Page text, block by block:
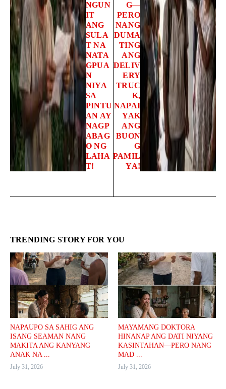
NGUN
IT
ANG
SULA
T NA
NATA
GPUA
N
NIYA
SA
PINTU
AN AY
NAGP
ABAG
O NG
LAHA
T!
G—
PERO
NANG
DUMA
TING
ANG
DELIV
ERY
TRUC
K,
NAPAI
YAK
ANG
BUON
G
PAMIL
YA!
TRENDING STORY FOR YOU
NAPAUPO SA SAHIG ANG
ISANG SEAMAN NANG
MAKITA ANG KANYANG
ANAK NA ...
July 31, 2026
MAYAMANG DOKTORA
HINANAP ANG DATI NIYANG
KASINTAHAN—PERO NANG
MAD ...
July 31, 2026